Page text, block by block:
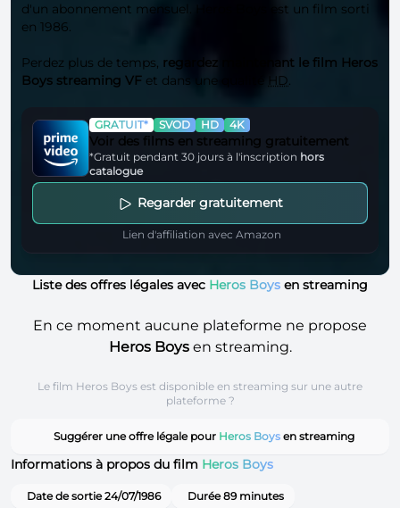
d'un abonnement mensuel. Heros Boys est un film sorti
en 1986.
Perdez plus de temps, regardez maintenant le film Heros
Boys streaming VF et dans une qualité HD.
GRATUIT* SVOD HD 4K
Voir des films en streaming gratuitement
*Gratuit pendant 30 jours à l'inscription hors
catalogue
Regarder gratuitement
Lien d'affiliation avec Amazon
Liste des offres légales avec Heros Boys en streaming
En ce moment aucune plateforme ne propose
Heros Boysen streaming.
Le film Heros Boys est disponible en streaming sur une autre
plateforme ?
Suggérer une offre légale pour Heros Boysen streaming
Informations à propos du film Heros Boys
Date de sortie 24/07/1986 Durée 89 minutes